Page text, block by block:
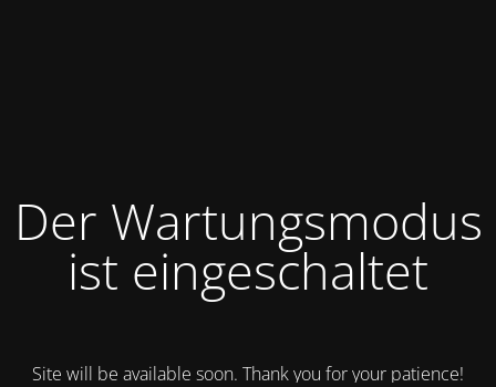
Der Wartungsmodus
ist eingeschaltet
Site will be available soon. Thank you for your patience!